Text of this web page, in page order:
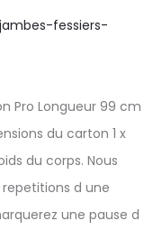
fessiers-
Pro Longueur 99 cm
du carton 1 x
du corps. Nous
d une
une pause d